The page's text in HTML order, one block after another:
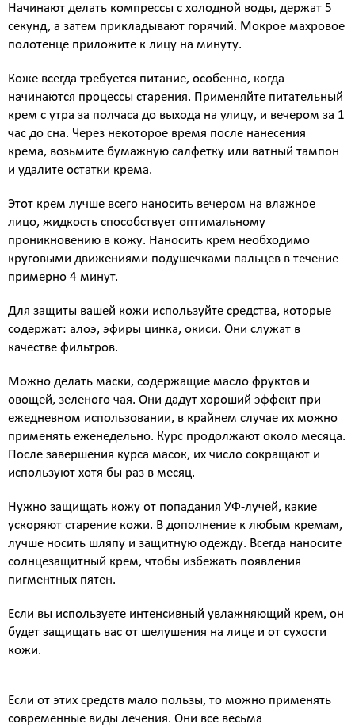
Начинают делать компрессы с холодной воды, держат 5
секунд, а затем прикладывают горячий. Мокрое махровое
полотенце приложите к лицу на минуту.
Коже всегда требуется питание, особенно, когда
начинаются процессы старения. Применяйте питательный
крем с утра за полчаса до выхода на улицу, и вечером за 1
час до сна. Через некоторое время после нанесения
крема, возьмите бумажную салфетку или ватный тампон
и удалите остатки крема.
Этот крем лучше всего наносить вечером на влажное
лицо, жидкость способствует оптимальному
проникновению в кожу. Наносить крем необходимо
круговыми движениями подушечками пальцев в течение
примерно 4 минут.
Для защиты вашей кожи используйте средства, которые
содержат: алоэ, эфиры цинка, окиси. Они служат в
качестве фильтров.
Можно делать маски, содержащие масло фруктов и
овощей, зеленого чая. Они дадут хороший эффект при
ежедневном использовании, в крайнем случае их можно
применять еженедельно. Курс продолжают около месяца.
После завершения курса масок, их число сокращают и
используют хотя бы раз в месяц.
Нужно защищать кожу от попадания УФ-лучей, какие
ускоряют старение кожи. В дополнение к любым кремам,
лучше носить шляпу и защитную одежду. Всегда наносите
солнцезащитный крем, чтобы избежать появления
пигментных пятен.
Если вы используете интенсивный увлажняющий крем, он
будет защищать вас от шелушения на лице и от сухости
кожи.
Если от этих средств мало пользы, то можно применять
современные виды лечения. Они все весьма